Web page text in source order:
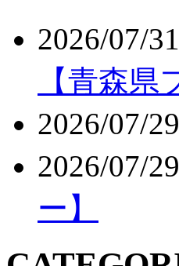
2026/07/31
【青森県
2026/07/29
2026/07/29
ー】